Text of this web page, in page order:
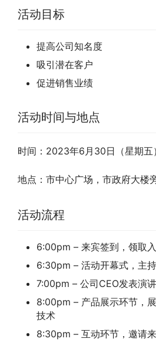
活动目标
提高公司知名度
吸引潜在客户
促进销售业绩
活动时间与地点
时间：2023年6月30日（星期五
地点：市中心广场，市政府大楼
活动流程
6:00pm – 来宾签到，领取
6:30pm – 活动开幕式，主
7:00pm – 公司CEO发表演讲
8:00pm – 产品展示环节，
技术
8:30pm – 互动环节，邀请